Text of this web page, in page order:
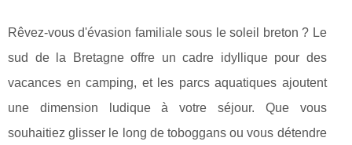
Rêvez-vous d'évasion familiale sous le soleil breton ? Le
sud de la Bretagne offre un cadre idyllique pour des
vacances en camping, et les parcs aquatiques ajoutent
une dimension ludique à votre séjour. Que vous
souhaitiez glisser le long de toboggans ou vous détendre